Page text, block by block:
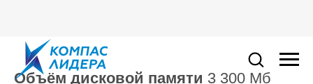
Объём дисковой памяти 3 300 Мб